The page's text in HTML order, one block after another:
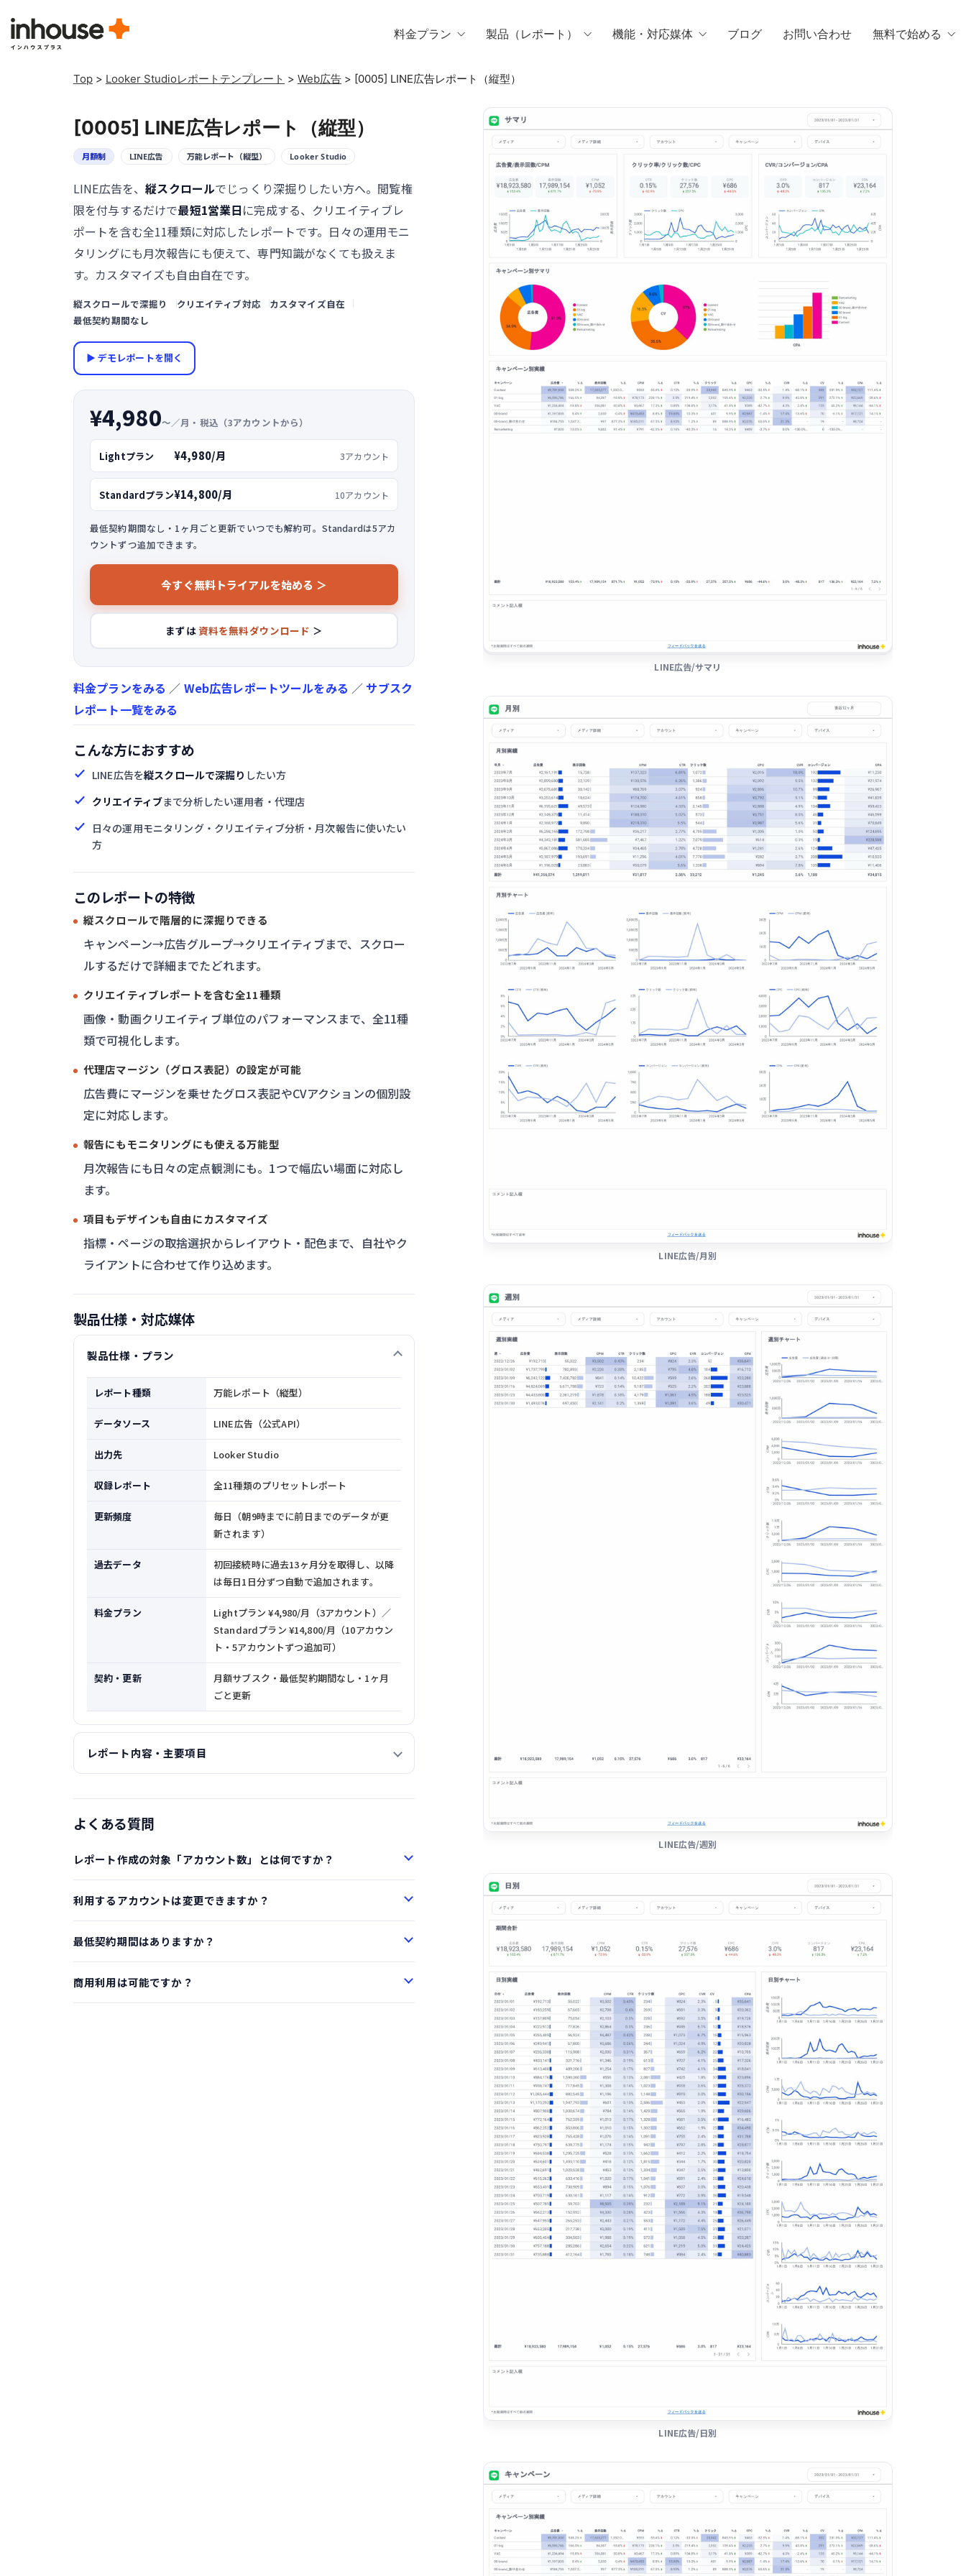
料金プラン 製品（レポート） 機能・対応媒体 ブログ お問い合わせ 無料で始める
Top > Looker Studioレポートテンプレート > Web広告 > [0005] LINE広告レポート（縦型）
[0005] LINE広告レポート（縦型）
月額制 LINE広告 万能レポート（縦型） Looker Studio
LINE広告を、縦スクロールでじっくり深掘りしたい方へ。閲覧権
限を付与するだけで最短1営業日に完成する、クリエイティブレ
ポートを含む全11種類に対応したレポートです。日々の運用モニ
タリングにも月次報告にも使えて、専門知識がなくても扱えま
す。カスタマイズも自由自在です。
縦スクロールで深掘り クリエイティブ対応
カスタマイズ自在
最低契約期間なし
▶ デモレポートを開く
¥4,980〜／月・税込（3アカウントから）
Lightプラン ¥4,980/月 3アカウント
Standardプラン¥14,800/月 10アカウント
最低契約期間なし・1ヶ月ごと更新でいつでも解約可。Standardは5アカ
ウントずつ追加できます。
今すぐ無料トライアルを始める ＞
まずは資料を無料ダウンロード ＞
料金プランをみる ／ Web広告レポートツールをみる ／ サブスク
レポート一覧をみる
こんな方におすすめ
LINE広告を縦スクロールで深掘り したい方
クリエイティブまで分析したい運用者・代理店
日々の運用モニタリング・クリエイティブ分析・月次報告に使いたい
方
このレポートの特徴
縦スクロールで階層的に深掘りできる
キャンペーン→広告グループ→クリエイティブまで、スクロー
ルするだけで詳細までたどれます。
クリエイティブレポートを含む全11種類
画像・動画クリエイティブ単位のパフォーマンスまで、全11種
類で可視化します。
代理店マージン（グロス表記）の設定が可能
広告費にマージンを乗せたグロス表記やCVアクションの個別設
定に対応します。
報告にもモニタリングにも使える万能型
月次報告にも日々の定点観測にも。1つで幅広い場面に対応し
ます。
項目もデザインも自由にカスタマイズ
指標・ページの取捨選択からレイアウト・配色まで、自社やク
ライアントに合わせて作り込めます。
製品仕様・対応媒体
製品仕様・プラン
レポート種類 万能レポート（縦型）
データソース LINE広告（公式API）
出力先 Looker Studio
収録レポート 全11種類のプリセットレポート
更新頻度
毎日（朝9時までに前日までのデータが更
新されます）
過去データ
初回接続時に過去13ヶ月分を取得し、以降
は毎日1日分ずつ自動で追加されます。
料金プラン
Lightプラン ¥4,980/月（3アカウント）／
Standardプラン ¥14,800/月（10アカウン
ト・5アカウントずつ追加可）
契約・更新
月額サブスク・最低契約期間なし・1ヶ月
ごと更新
レポート内容・主要項目
よくある質問
レポート作成の対象「アカウント数」とは何ですか？
利用するアカウントは変更できますか？
最低契約期間はありますか？
商用利用は可能ですか？
LINE広告/サマリ
LINE広告/月別
LINE広告/週別
LINE広告/日別